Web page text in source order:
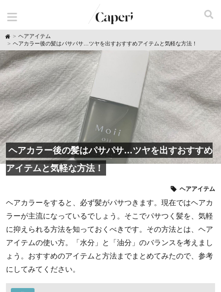
H
o
m
e
ヘアアイテム
ヘアカラー後の髪はパサパサ…ツヤを出すおすすめアイテムと気軽な方法！
ヘアカラー後の髪はパサパサ…ツヤを出すおすすめ
アイテムと気軽な方法！
ヘアアイテム
ヘアカラーをすると、必ず髪がパサつきます。現在ではヘアカ
ラーが主流になっているでしょう。そこでパサつく髪を、気軽
に抑えられる方法を知っておくべきです。その方法とは、ヘア
アイテムの使い方。「水分」と「油分」のバランスを考えまし
ょう。おすすめのアイテムと方法までまとめてみたので、参考
にしてみてください。